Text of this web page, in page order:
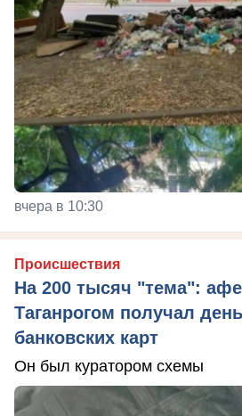
вчера в 10:30
Происшествия
На 200 тысяч "тема":
Таганрогом получал
банковских карт
Он был куратором схемы